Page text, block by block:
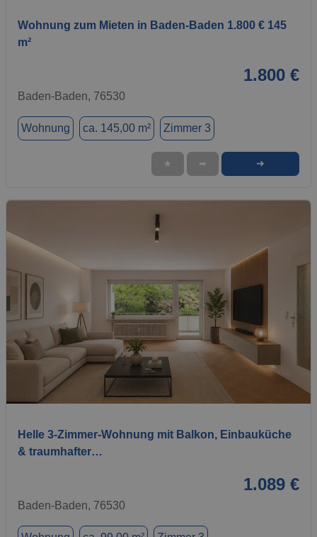
Wohnung zum Mieten in Baden-Baden 1.800 € 145
m²
1.800 €
Baden-Baden, 76530
Wohnung ca. 145,00 m² Zimmer 3
★ ➦ ➜
1 / 8
Helle 3-Zimmer-Wohnung mit Balkon, Einbauküche
& traumhafter…
1.089 €
Baden-Baden, 76530